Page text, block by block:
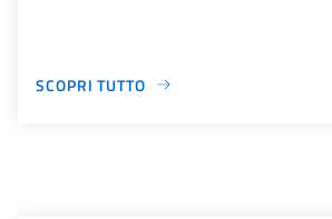
SCOPRI TUTTO